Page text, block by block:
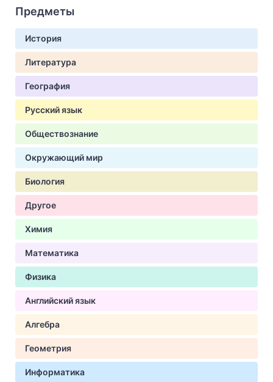
Предметы
История
Литература
География
Русский язык
Обществознание
Окружающий мир
Биология
Другое
Химия
Математика
Физика
Английский язык
Алгебра
Геометрия
Информатика